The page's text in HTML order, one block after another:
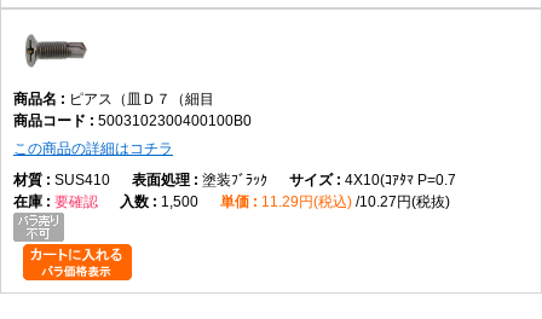
ピアス（皿Ｄ７（細目
5003102300400100B0
この商品の詳細はコチラ
SUS410
塗装ﾌﾞﾗｯｸ
4X10(ｺｱﾀﾏ P=0.7
要確認
1,500 11.29円(税込) 10.27円(税抜)